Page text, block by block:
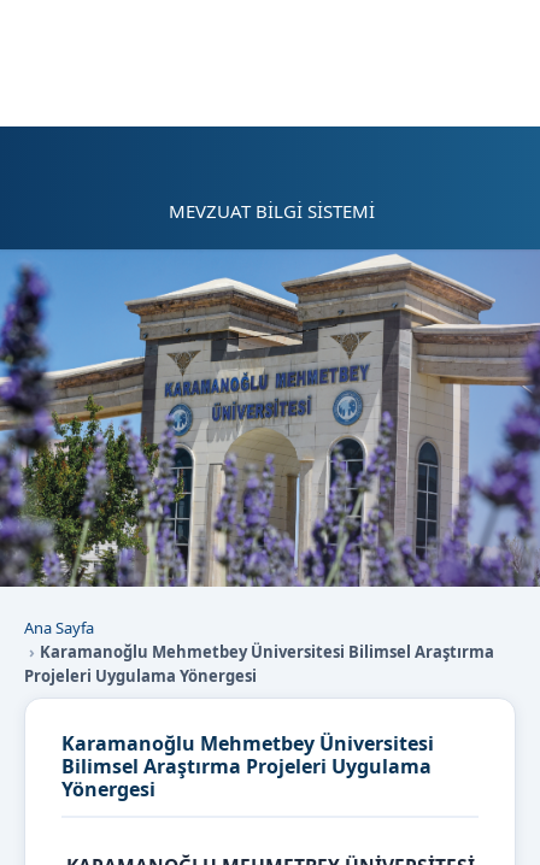
MEVZUAT BİLGİ SİSTEMİ
Ana Sayfa
Karamanoğlu Mehmetbey Üniversitesi Bilimsel Araştırma
Projeleri Uygulama Yönergesi
Karamanoğlu Mehmetbey Üniversitesi
Bilimsel Araştırma Projeleri Uygulama
Yönergesi